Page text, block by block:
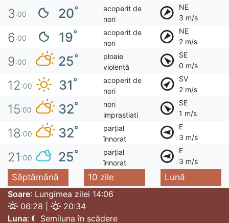
3:00 20°
acoperit de
nori
NE
3 m/s
6:00 19°
acoperit de
nori
NE
2 m/s
9:00 25°
ploaie
violentă
SE
0 m/s
12:00 31°
acoperit de
nori
SV
2 m/s
15:00 32°
nori
imprastiati
SE
1 m/s
18:00 32°
parțial
înnorat
E
3 m/s
21 :00 25°
parțial
înnorat
E
3 m/s
Săptămână 10 zile
Lună
Soare: Lungimea zilei 14:06
06:28 |
20:34
Luna: Semiluna în scădere